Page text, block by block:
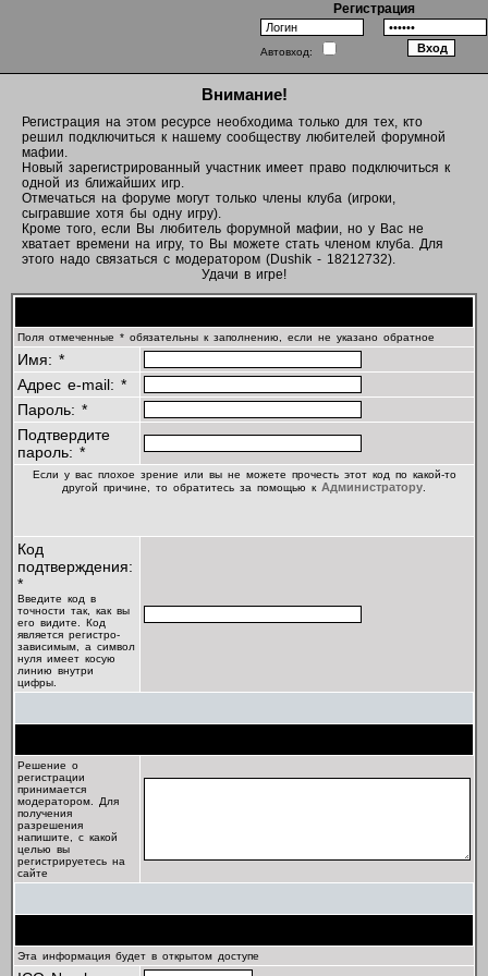
Регистрация
Автовход:
Внимание!
Регистрация на этом ресурсе необходима только для тех, кто
решил подключиться к нашему сообществу любителей форумной
мафии.
Новый зарегистрированный участник имеет право подключиться к
одной из ближайших игр.
Отмечаться на форуме могут только члены клуба (игроки,
сыгравшие хотя бы одну игру).
Кроме того, если Вы любитель форумной мафии, но у Вас не
хватает времени на игру, то Вы можете стать членом клуба. Для
этого надо связаться с модератором (Dushik - 18212732).
Удачи в игре!
Поля отмеченные * обязательны к заполнению, если не указано обратное
Имя: *
Адрес e-mail: *
Пароль: *
Подтвердите
пароль: *
Если у вас плохое зрение или вы не можете прочесть этот код по какой-то
другой причине, то обратитесь за помощью к Администратору
Код
подтверждения:
*
Введите код в
точности так, как вы
его видите. Код
является регистро-
зависимым, а символ
нуля имеет косую
линию внутри
цифры.
Решение о
регистрации
принимается
модератором. Для
получения
разрешения
напишите, с какой
целью вы
регистрируетесь на
сайте
Эта информация будет в открытом доступе